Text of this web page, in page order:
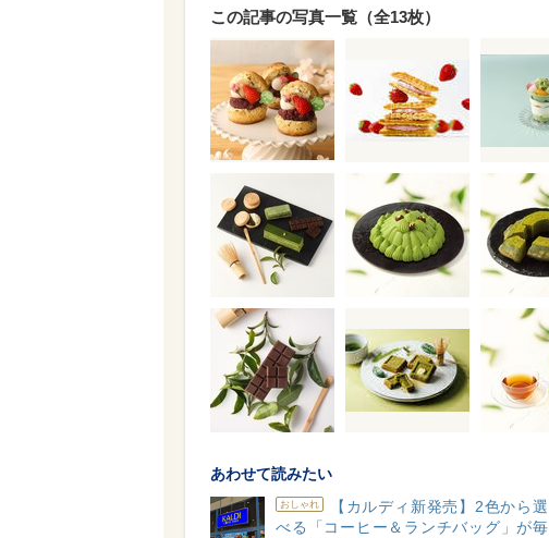
この記事の写真一覧（全13枚）
あわせて読みたい
おしゃれ
【カルディ新発売】2色から選
べる「コーヒー＆ランチバッグ」が毎